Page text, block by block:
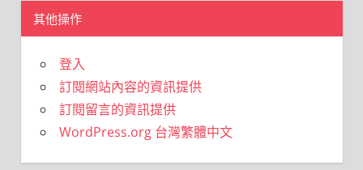
其他操作
登入
訂閱網站內容的資訊提供
訂閱留言的資訊提供
WordPress.org 台灣繁體中文